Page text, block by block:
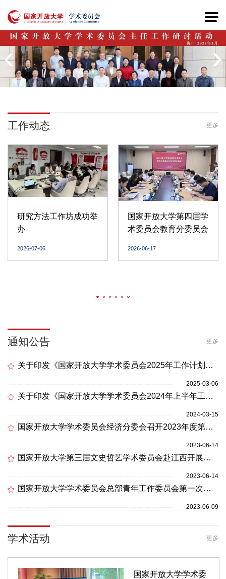
工作动态 更多
研究方法工作坊成功举
办
2026-07-06
国家开放大学第四届学
术委员会教育分委员会
2026-06-17
通知公告 更多
关于印发《国家开放大学学术委员会2025年工作计划的通知》
2025-03-06
关于印发《国家开放大学学术委员会2024年上半年工作计划》的...
2024-03-15
国家开放大学学术委员会经济分委会召开2023年度第一次全体会...
2023-06-14
国家开放大学第三届文史哲艺学术委员会赴江西开展学科专业调研
2023-06-14
国家开放大学学术委员会总部青年工作委员会第一次全体会议召开
2023-06-09
学术活动 更多
国家开放大学学术委